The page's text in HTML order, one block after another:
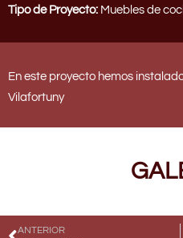
Tipo de Proyecto: Muebles de
En este proyecto hemos
Vilafortuny
ANTERIOR